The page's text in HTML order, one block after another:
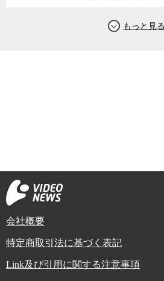
会社概要
特定商取引法に基づく表記
Link及び引用に関する注意事項